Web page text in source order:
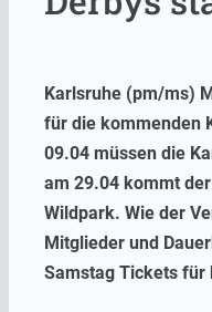
Karlsruhe (pm/ms)
für die kommenden
09.04 müssen die
am 29.04 kommt
Wildpark. Wie der
Mitglieder und
Samstag Tickets für